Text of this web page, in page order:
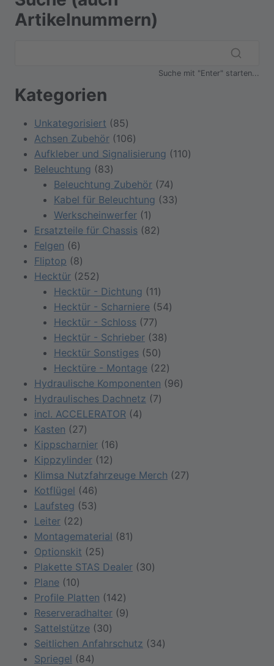
Artikelnummern)
Suche mit "Enter" starten...
Kategorien
Unkategorisiert 8585
Produkte
Achsen Zubehör 106106
Produkte
Aufkleber und Signalisierung 110110
Beleuchtung 8383
Produkte
Beleuchtung Zubehör 7474
Produkte
Kabel für Beleuchtung 3333
Werkscheinwerfer 11
Produkt
Ersatzteile für Chassis 8282
Felgen 66
Produkte
Fliptop 88
Produkte
Hecktür 252252
Produkte
Hecktür - Dichtung 1111
Produkte
Hecktür - Scharniere 5454
Hecktür - Schloss 7777
Produkte
Hecktür - Schrieber 3838
Hecktür Sonstiges 5050
Produkte
Hecktüre - Montage 2222
Produkte
Hydraulische Komponenten 9696
Hydraulisches Dachnetz 77
incl. ACCELERATOR 44
Kasten 2727
Produkte
Kippscharnier 1616
Kippzylinder 1212
Produkte
Klimsa Nutzfahrzeuge Merch 2727
Kotflügel 4646
Produkte
Laufsteg 5353
Leiter 2222
Produkte
Montagematerial 8181
Optionskit 2525
Produkte
Plakette STAS Dealer 3030
Plane 1010
Produkte
Profile Platten 142142
Produkte
Reserveradhalter 99
Sattelstütze 3030
Produkte
Seitlichen Anfahrschutz 3434
Spriegel 8484